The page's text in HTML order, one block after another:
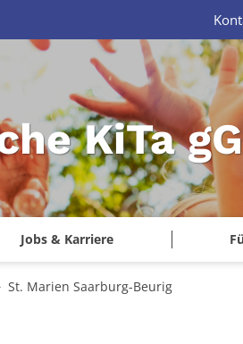
KiTa
Jobs & Karriere
St. Marien Saarburg-Beurig